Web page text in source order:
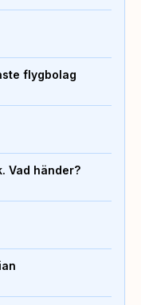
flygbolag
Vad händer?